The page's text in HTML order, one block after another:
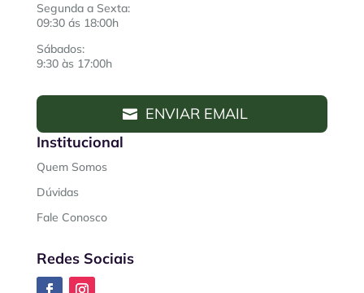
Institucional
Quem Somos
Dúvidas
Fale Conosco
Redes Sociais
Segunda a Sexta:
09:30 ás 18:00h
Sábados:
9:30 às 17:00h
ENVIAR EMAIL